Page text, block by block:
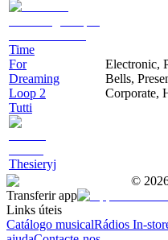
Time
For
Dreaming
Loop 2
Tutti
Thesieryj
Electronic,
Bells,
Corporate,
©
Transferir app
Links úteis
Catálogo musicalRádios In-